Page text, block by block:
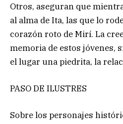
Otros, aseguran que
al alma de Ita, las que lo
corazón roto de Mirí. La
memoria de estos jóvenes,
el lugar una piedrita, la
PASO DE ILUSTRES
Sobre los personajes